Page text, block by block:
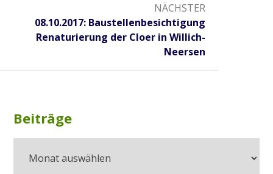
Sohlschalenentnahme
Bach“
2018
NÄCHSTER
Nächster:
08.10.2017: Baustellenbesichtigung
Renaturierung der Cloer in Willich-
Neersen
Subsidiary
Sidebar
BeiträgeBeiträge